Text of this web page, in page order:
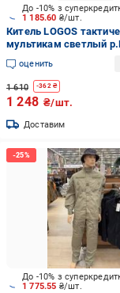
1 185.60 ₴/шт.
Китель LOGOS
мультикам светлый
оценить
1 610 -362₴
1 248 ₴/шт.
Доставим
1 775.55 ₴/шт.